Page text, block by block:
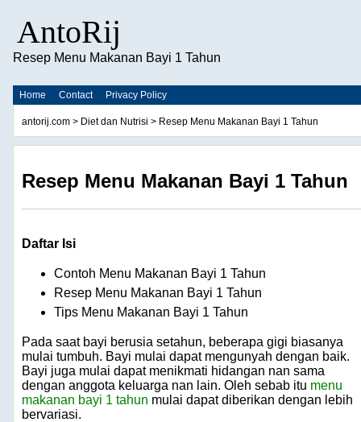
AntoRij
Resep Menu Makanan Bayi 1 Tahun
Home Contact Privacy Policy
antorij.com > Diet dan Nutrisi > Resep Menu Makanan Bayi 1 Tahun
Resep Menu Makanan Bayi 1 Tahun
Daftar Isi
Contoh Menu Makanan Bayi 1 Tahun
Resep Menu Makanan Bayi 1 Tahun
Tips Menu Makanan Bayi 1 Tahun
Pada saat bayi berusia setahun, beberapa gigi biasanya
mulai tumbuh. Bayi mulai dapat mengunyah dengan baik.
Bayi juga mulai dapat menikmati hidangan nan sama
dengan anggota keluarga nan lain. Oleh sebab itu menu
makanan bayi 1 tahun mulai dapat diberikan dengan lebih
bervariasi.